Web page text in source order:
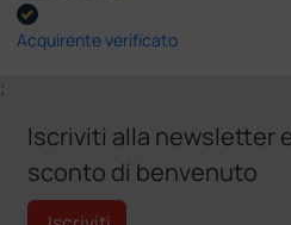
Acquirente verificato
;
Iscriviti alla newsletter
sconto di benvenuto